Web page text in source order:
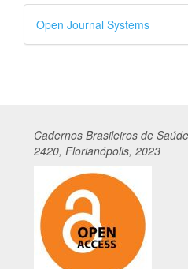
Desenvolvido
por
Open Journal Systems
Cadernos Brasileiros de
2420, Florianópolis, 2023